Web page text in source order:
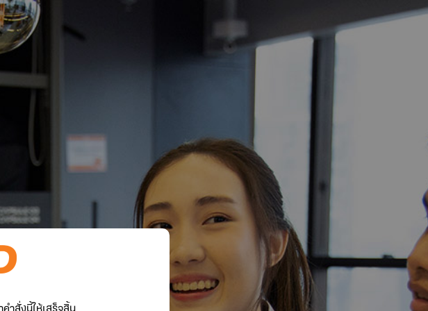
ำสั่งนี้ให้เสร็จสิ้น